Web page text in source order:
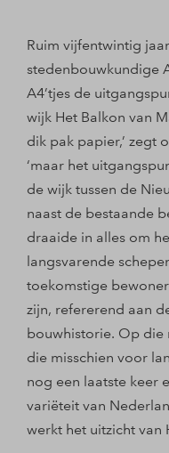
Ruim vijfentwintig
stedenbouwkundige
A4’tjes de
wijk Het Balkon van
dik pak papier,’ zegt
‘maar het
de wijk tussen de
naast de bestaande
draaide in alles om
langsvarende
toekomstige
zijn, refererend aan
bouwhistorie. Op die
die misschien voor
nog een laatste keer
variëteit van
werkt het uitzicht van